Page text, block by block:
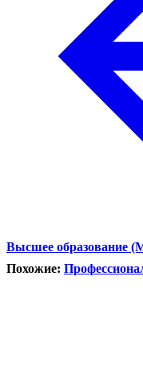
Высшее образование
Похожие: